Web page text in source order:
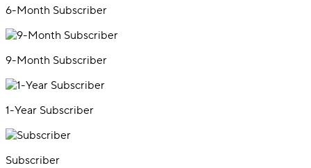
6-Month Subscriber
9-Month Subscriber
1-Year Subscriber
Subscriber